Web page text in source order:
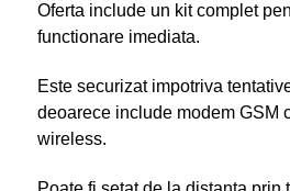
Oferta include un kit complet
functionare imediata.
Este securizat impotriva
deoarece include modem GSM
wireless.